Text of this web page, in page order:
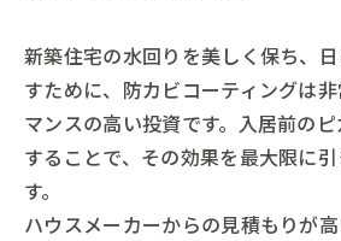
新築住宅の水回りを美しく保ち、
すために、防カビコーティングは
マンスの高い投資です。入居前の
することで、その効果を最大限に
す。
ハウスメーカーからの見積もりが